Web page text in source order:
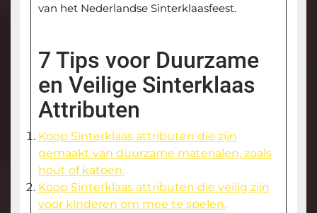
van het Nederlandse Sinterklaasfeest.
7 Tips voor Duurzame
en Veilige Sinterklaas
Attributen
Koop Sinterklaas attributen die zijn
gemaakt van duurzame materialen, zoals
hout of katoen.
Koop Sinterklaas attributen die veilig zijn
voor kinderen om mee te spelen.